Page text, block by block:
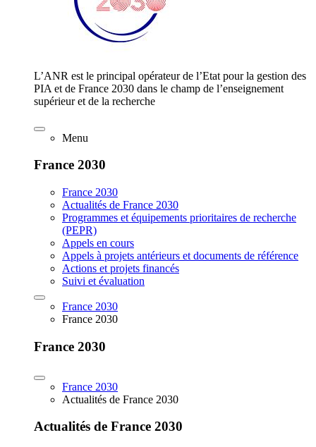
L’ANR est le principal opérateur de l’Etat pour la gestion des
PIA et de France 2030 dans le champ de l’enseignement
supérieur et de la recherche
Menu
France 2030
France 2030
Actualités de France 2030
Programmes et équipements prioritaires de recherche
(PEPR)
Appels en cours
Appels à projets antérieurs et documents de référence
Actions et projets financés
Suivi et évaluation
France 2030
France 2030
France 2030
France 2030
Actualités de France 2030
Actualités de France 2030